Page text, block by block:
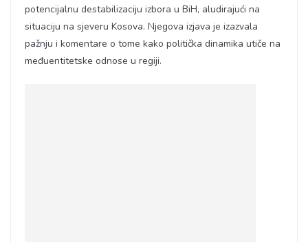
potencijalnu destabilizaciju izbora u BiH, aludirajući na
situaciju na sjeveru Kosova. Njegova izjava je izazvala
pažnju i komentare o tome kako politička dinamika utiče na
međuentitetske odnose u regiji.